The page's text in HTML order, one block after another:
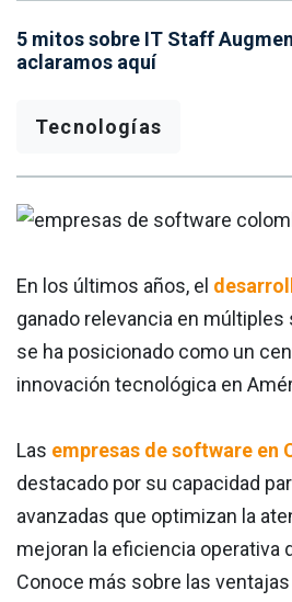
5 mitos sobre IT Staff
aclaramos aquí
Tecnologías
En los últimos años, el
ganado relevancia en
se ha posicionado como un
innovación tecnológica en
Las empresas de software en
destacado por su capacidad
avanzadas que optimizan la
mejoran la eficiencia operativa
Conoce más sobre las